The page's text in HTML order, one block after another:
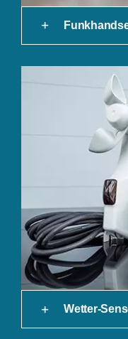
Wetter-